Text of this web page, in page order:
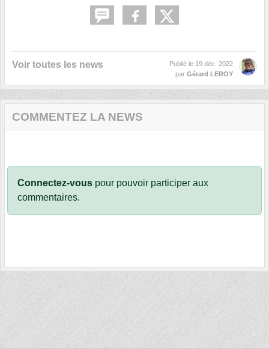
Voir toutes les news Publié le 19 déc. 2022
par Gérard LEROY
COMMENTEZ LA NEWS
Connectez-vous pour pouvoir participer aux
commentaires.